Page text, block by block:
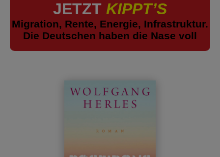
JETZT KIPPT’S
Migration, Rente, Energie, Infrastruktur.
Die Deutschen haben die Nase voll